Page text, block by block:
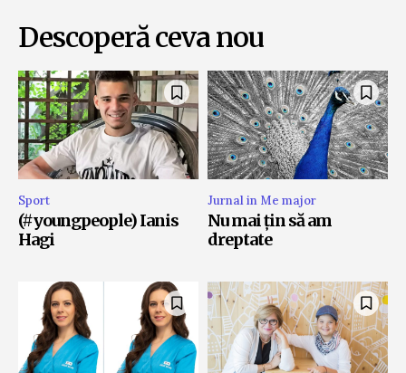
Descoperă ceva nou
Sport
(#youngpeople) Ianis
Hagi
Jurnal in Me major
Nu mai țin să am
dreptate